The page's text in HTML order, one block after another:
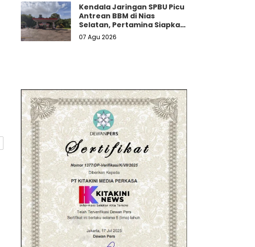
Kendala Jaringan SPBU Picu
Antrean BBM di Nias
Selatan, Pertamina Siapkan
Skema Mitigasi Transaksi
07 Agu 2026